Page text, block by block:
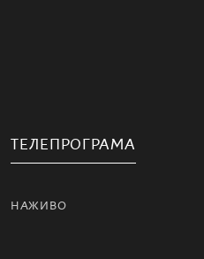
ТЕЛЕПРОГРАМА
НАЖИВО